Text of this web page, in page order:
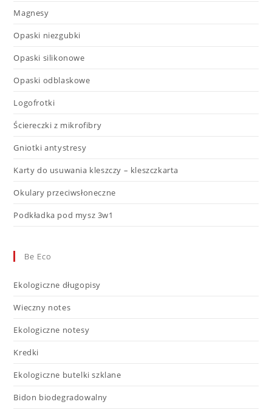
Magnesy
Opaski niezgubki
Opaski silikonowe
Opaski odblaskowe
Logofrotki
Ściereczki z mikrofibry
Gniotki antystresy
Karty do usuwania kleszczy – kleszczkarta
Okulary przeciwsłoneczne
Podkładka pod mysz 3w1
Be Eco
Ekologiczne długopisy
Wieczny notes
Ekologiczne notesy
Kredki
Ekologiczne butelki szklane
Bidon biodegradowalny